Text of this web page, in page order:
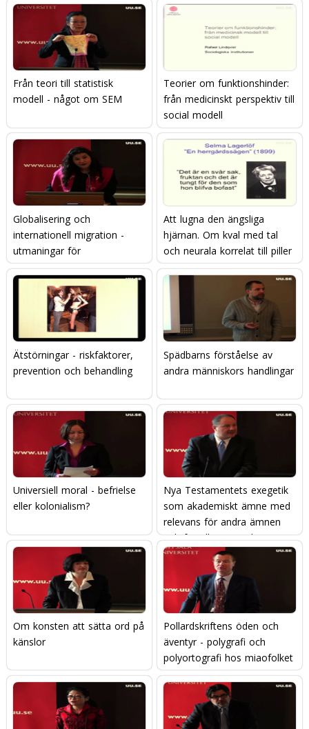
Från teori till statistisk
modell - något om SEM
Teorier om funktionshinder:
från medicinskt perspektiv till
social modell
Globalisering och
internationell migration -
utmaningar för
äldreomsorgen
Att lugna den ängsliga
hjärnan. Om kval med tal
och neurala korrelat till piller
och prat.
Ätstörningar - riskfaktorer,
prevention och behandling
Spädbarns förståelse av
andra människors handlingar
Universiell moral - befrielse
eller kolonialism?
Nya Testamentets exegetik
som akademiskt ämne med
relevans för andra ämnen
och för alla människor
Om konsten att sätta ord på
känslor
Pollardskriftens öden och
äventyr - polygrafi och
polyortografi hos miaofolket
i sydvästra Kina